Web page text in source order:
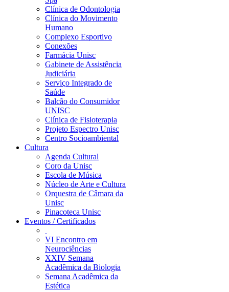
Clínica de Odontologia
Clínica do Movimento
Humano
Complexo Esportivo
Conexões
Farmácia Unisc
Gabinete de Assistência
Judiciária
Serviço Integrado de
Saúde
Balcão do Consumidor
UNISC
Clínica de Fisioterapia
Projeto Espectro Unisc
Centro Socioambiental
Cultura
Agenda Cultural
Coro da Unisc
Escola de Música
Núcleo de Arte e Cultura
Orquestra de Câmara da
Unisc
Pinacoteca Unisc
Eventos / Certificados
VI Encontro em
Neurociências
XXIV Semana
Acadêmica da Biologia
Semana Acadêmica da
Estética